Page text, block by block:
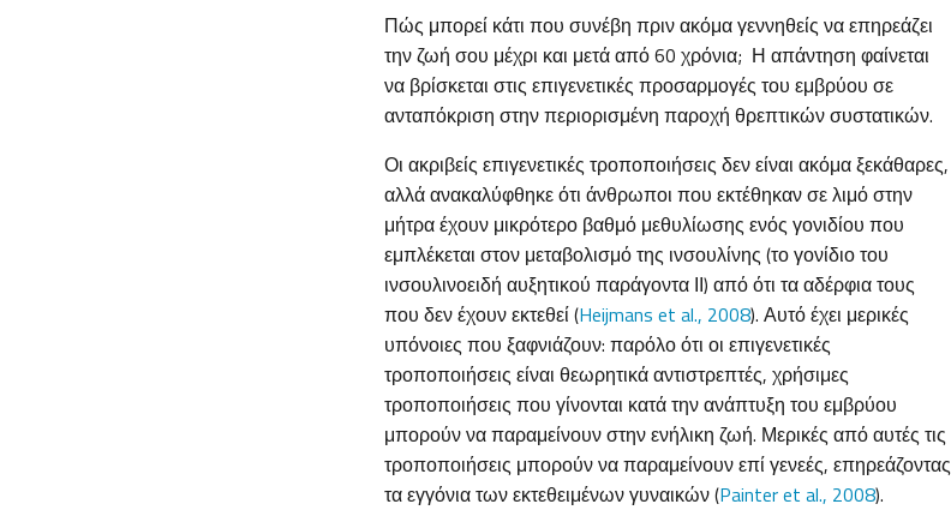
Πώς μπορεί κάτι που συνέβη πριν ακόμα γεννηθείς να επηρεάζει
την ζωή σου μέχρι και μετά από 60 χρόνια; Η απάντηση φαίνεται
να βρίσκεται στις επιγενετικές προσαρμογές του εμβρύου σε
ανταπόκριση στην περιορισμένη παροχή θρεπτικών συστατικών.
Οι ακριβείς επιγενετικές τροποποιήσεις δεν είναι ακόμα ξεκάθαρες,
αλλά ανακαλύφθηκε ότι άνθρωποι που εκτέθηκαν σε λιμό στην
μήτρα έχουν μικρότερο βαθμό μεθυλίωσης ενός γονιδίου που
εμπλέκεται στον μεταβολισμό της ινσουλίνης (το γονίδιο του
ινσουλινοειδή αυξητικού παράγοντα ΙΙ) από ότι τα αδέρφια τους
που δεν έχουν εκτεθεί (Heijmans et al., 2008). Αυτό έχει μερικές
υπόνοιες που ξαφνιάζουν: παρόλο ότι οι επιγενετικές
τροποποιήσεις είναι θεωρητικά αντιστρεπτές, χρήσιμες
τροποποιήσεις που γίνονται κατά την ανάπτυξη του εμβρύου
μπορούν να παραμείνουν στην ενήλικη ζωή. Μερικές από αυτές τις
τροποποιήσεις μπορούν να παραμείνουν επί γενεές, επηρεάζοντας
τα εγγόνια των εκτεθειμένων γυναικών (Painter et al., 2008).